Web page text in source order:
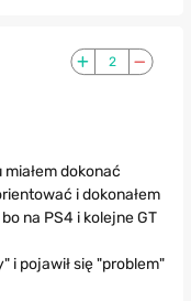
2
dokonać
i dokonałem
na PS4 i kolejne GT
i pojawił się "problem"